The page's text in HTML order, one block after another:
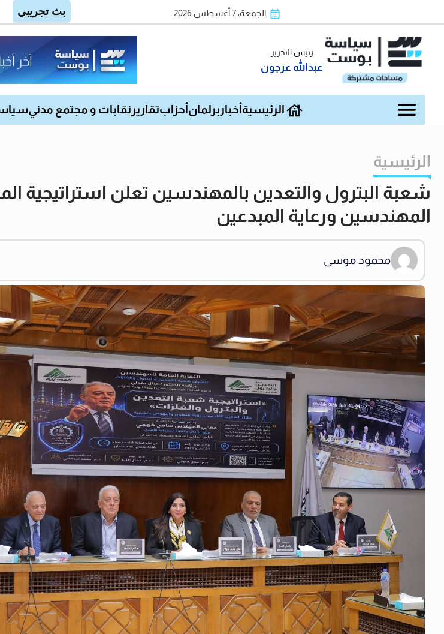
الجمعة، 7 أغسطس 2026
رئيس التحرير
عبدالله عرجون
الرئيسية أخبار برلمان أحزابتقارير نقابات و مجتمع مدني
الرئيسية
شعبة البترول والتعدين بالمهندسين تعلن استراتيجية
المهندسين ورعاية المبدعين
محمود موسى